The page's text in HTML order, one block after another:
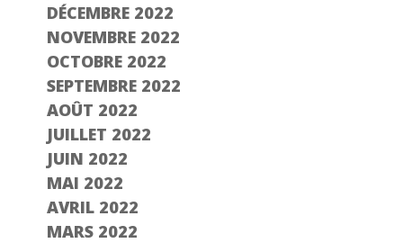
DÉCEMBRE 2022
NOVEMBRE 2022
OCTOBRE 2022
SEPTEMBRE 2022
AOÛT 2022
JUILLET 2022
JUIN 2022
MAI 2022
AVRIL 2022
MARS 2022